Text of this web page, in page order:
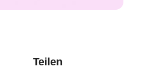
Teilen